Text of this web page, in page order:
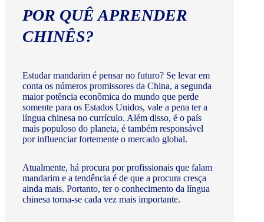
POR QUÊ APRENDER
CHINÊS?
Estudar mandarim é pensar no futuro? Se levar em
conta os números promissores da China, a segunda
maior potência econômica do mundo que perde
somente para os Estados Unidos, vale a pena ter a
língua chinesa no currículo. Além disso, é o país
mais populoso do planeta, é também responsável
por influenciar fortemente o mercado global.
Atualmente, há procura por profissionais que falam
mandarim e a tendência é de que a procura cresça
ainda mais. Portanto, ter o conhecimento da língua
chinesa torna-se cada vez mais importante.